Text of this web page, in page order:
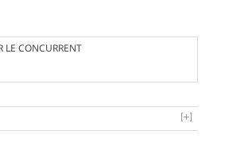
LE CONCURRENT